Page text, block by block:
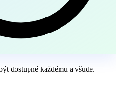
dostupné každému a všude.